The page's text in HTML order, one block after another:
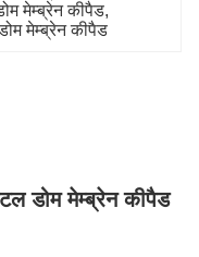
मेम्ब्रेन कीपैड,
मेम्ब्रेन कीपैड
डोम मेम्ब्रेन कीपैड